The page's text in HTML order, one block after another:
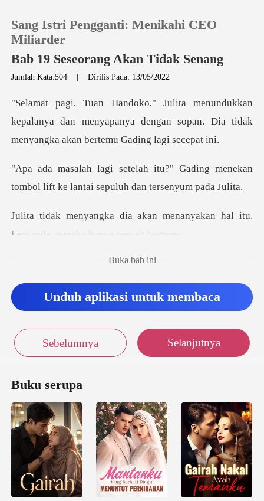
Pengisian Ulang
Keluar
Sang Istri Pengganti: Menikahi CEO
Miliarder
Bab 19 Seseorang Akan Tidak Senang
Jumlah Kata:504 |Dirilis Pada: 13/05/2022
kepalanya dan menyapanya dengan sopan. Dia tida
Gading menekan
tombol lift ke lantai
n menanyakan hal itu.
Lagi pul
Buka bab ini
Unduh aplikasi untuk membaca
Sebelumnya Selanjutnya
Buku serupa